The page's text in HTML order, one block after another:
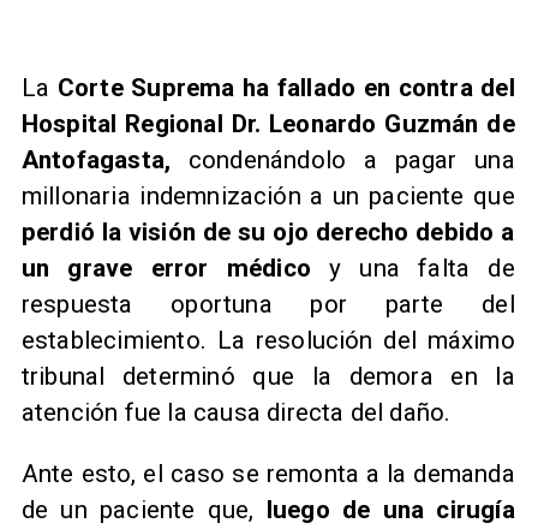
La Corte Suprema ha fallado en contra del
Hospital Regional Dr. Leonardo Guzmán de
Antofagasta, condenándolo a pagar una
millonaria indemnización a un paciente que
perdió la visión de su ojo derecho debido a
un grave error médicoy una falta de
respuesta oportuna por parte del
establecimiento. La resolución del máximo
tribunal determinó que la demora en la
atención fue la causa directa del daño.
Ante esto, el caso se remonta a la demanda
de un paciente que, luego de una cirugía